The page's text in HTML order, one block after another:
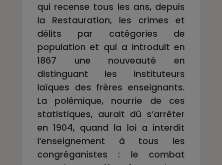
qui recense tous les ans, depuis
la Restauration, les crimes et
délits par catégories de
population et qui a introduit en
1867 une nouveauté en
distinguant les instituteurs
laïques des frères enseignants.
La polémique, nourrie de ces
statistiques, aurait dû s’arrêter
en 1904, quand la loi a interdit
l’enseignement à tous les
congréganistes : le combat